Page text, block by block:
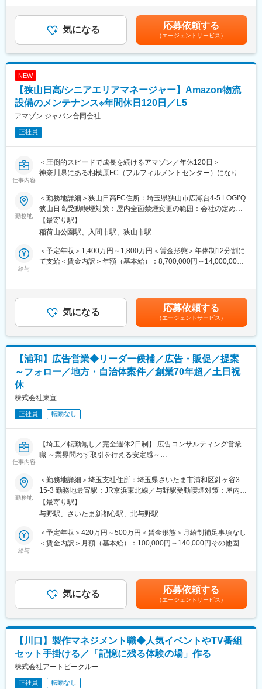
めとする、建設業界のあらゆる業務に対応して専用に開発された
パッケージソフトです。
企画・設計から開発・運営まですべて当社の開発チームが行って
非常にアットホームな社風が特徴の為、平均勤続年数も約12年と
長期就業する社員が多いのが特徴です。
（2）女性も活躍しやすい環境
（3）業界トップクラスシェアの安定した基盤
に、建設業様向けソフトを販売しています。計画、入札、収支管
理、書類作成、工程管理などの業務フローを総合的に支援する多
種多様な商品群は、高い評価を得ています。創業以来培ったノウ
ハウを基に、お客様にご満足いただけるサポートサービスなど、
時代の変化やニーズにあわせた改善活動を続けています。
変更の範囲：会社の定める業務
手当■昇給：年1回■賞与：年2回（直近実績計6.3ヶ月／実績や業
績によりプラスα）賃金はあくまでも目安の金額であり、選考を通
じて上下する可能性があります。月給(月額)は固定手当を含めた表
記です。
気になる 応募依頼する
（エージェントサービス）
NEW
【狭山日高/シニアエリアマネージャー】Amazon物流
設備のメンテナンス※年間休日120日／L5
アマゾン ジャパン合同会社
正社員
仕事内容
＜圧倒的スピードで成長を続けるアマゾン／年休120日＞
神奈川県にある相模原FC（フルフィルメントセンター）になりま
Amazonでは Maintenance Sr. Area Manager（SAM）として活躍
いただけるリーダーシップに優れ、生産設備または物流設備のエ
ンジニアリング経験がある方を求めています。組織、予算、プロ
ジェクトの管理に携わるため、マネジメント経験を持つエンジニ
アを求めています。具体的には機械工学、電気工学、生産工学、
制御工学の知識があるエンジニア、生産工場での設備改善・品質
改善の経験があるエンジニアです。
化が進んでおり、多様な設備・装置があります。メンテナンスチ
ームは FC の設備・装置のメンテナンスだけでなく、性能の改
善、生産性改善をも担当しています。
ードします。幅広い技術知識とマネジメント能力の両方が必要な
仕事です。SAM は担当する FC の設備・装置の状態を分析して改
善プロジェクト策定し実行する責任があります。さらに、その成
があります。もちろん、メンテナンスの予算計画、人員計画を策
よび安全の改善活動
2：30% 生産設備、物流設備の修理・メンテナンスおよび予防保
3：10％ 改善のための設備メーカーとの折衝、作業監督・工事監
督
4：10% 優秀な人材の採用、メンバーの評価、シフト作成、人事
管理と労務管理
6： 5% 部品購買業務と在庫管理業務。資産管理業務
勤務地
＜勤務地詳細＞狭山日高FC住所：埼玉県狭山市広瀬台4-5 LOGI’Q
狭山日高受動喫煙対策：屋内全面禁煙変更の範囲：会社の定める
事業所
【最寄り駅】
稲荷山公園駅、入間市駅、狭山市駅
給与
＜予定年収＞1,400万円～1,800万円＜賃金形態＞年俸制12分割に
て支給＜賃金内訳＞年額（基本給）：8,700,000円～14,000,000
有無＞有＜残業手当＞有＜給与補足＞■年収について：年俸制■評
価について：年1回の業務評価による査定有り賃金はあくまでも目
安の金額であり、選考を通じて上下する可能性があります。月給
(月額)は固定手当を含めた表記です。
気になる 応募依頼する
（エージェントサービス）
【浦和】広告営業◆リーダー候補／広告・販促／提案
～フォロー／地方・自治体案件／創業70年超／土日祝
休
株式会社東宣
正社員 転勤なし
仕事内容
【埼玉／転勤無し／完全週休2日制】 広告コンサルティング営業
職 ～業界問わず取引を行える安定感～
きます。
★即戦力となるリーダー候補の募集です。
クライアントの特性上、入札案件があるため、業績などは安定し
ております。また、入札およびスケジュールが決まってしまえ
ば、自身の裁量によって、新規の開拓など新たな動きも可能とな
ります。
体、車のディーラー、食品メーカーなど多岐にわたります）
◎何を：効果的にPRするための広告提案
◎手法：提案営業
が可能です。
■業務の特徴：
に強みを持っています。
勤務地
＜勤務地詳細＞埼玉支社住所：埼玉県さいたま市浦和区針ヶ谷3-
15-3 勤務地最寄駅：JR京浜東北線／与野駅受動喫煙対策：屋内全
面禁煙変更の範囲：会社の定める事業所
【最寄り駅】
与野駅、さいたま新都心駅、北与野駅
給与
＜予定年収＞420万円～500万円＜賃金形態＞月給制補足事項なし
＜賃金内訳＞月額（基本給）：100,000円～140,000円その他固定
含む）＜昇給有無＞有＜残業手当＞有＜給与補足＞■昇給：年1回
（4月）■賞与：年2回（7月・12月）賃金はあくまでも目安の金額
であり、選考を通じて上下する可能性があります。月給(月額)は固
定手当を含めた表記です。
気になる 応募依頼する
（エージェントサービス）
【川口】製作マネジメント職◆人気イベントやTV番組
セット手掛ける／「記憶に残る体験の場」作る
株式会社アートビークルー
正社員 転勤なし